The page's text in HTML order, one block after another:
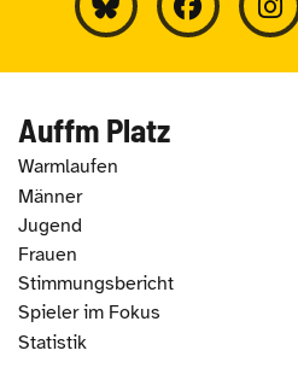
Auffm Platz
Warmlaufen
Männer
Jugend
Frauen
Stimmungsbericht
Spieler im Fokus
Statistik